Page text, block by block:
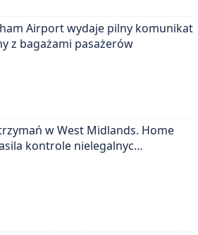
Airport wydaje pilny komunikat.
z bagażami pasażerów
w West Midlands. Home
kontrole nielegalnyc…